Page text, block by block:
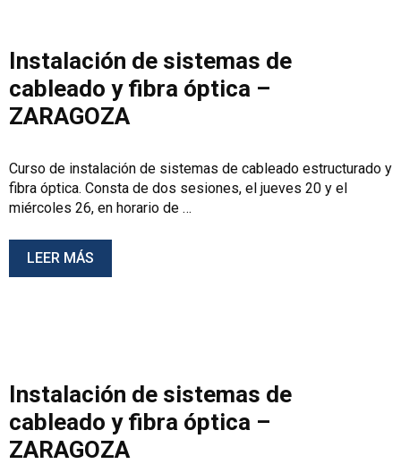
Instalación de sistemas de
cableado y fibra óptica –
ZARAGOZA
Curso de instalación de sistemas de cableado estructurado y
fibra óptica. Consta de dos sesiones, el jueves 20 y el
miércoles 26, en horario de …
LEER MÁS
Instalación de sistemas de
cableado y fibra óptica –
ZARAGOZA